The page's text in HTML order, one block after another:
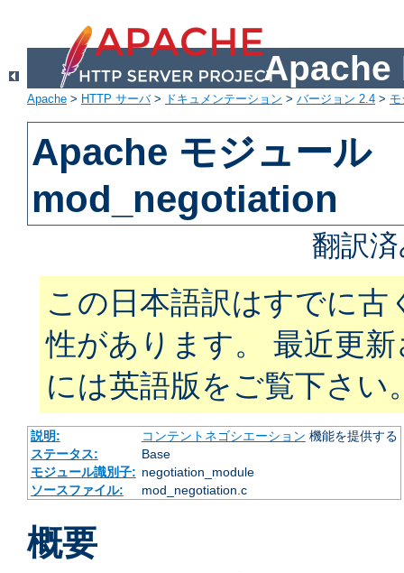
Apache
Apache > HTTP サーバ> ドキュメンテーション > バージョン 2.4 >
Apache モジュール
mod_negotiation
翻訳
この日本語訳はすでに古
性があります。 最近更
には英語版をご覧下さい
説明: コンテントネゴシエーション 機能を提供する
ステータス:
Base
モジュール識別子: negotiation_module
ソースファイル:
mod_negotiation.c
概要